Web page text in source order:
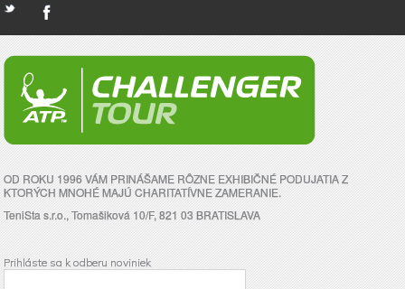
OD ROKU 1996 VÁM PRINÁŠAME RÔZNE EXHIBIČNÉ PODUJATIA Z
KTORÝCH MNOHÉ MAJÚ CHARITATÍVNE ZAMERANIE.
TeniSta s.r.o., Tomašiková 10/F, 821 03 BRATISLAVA
Prihláste sa k odberu noviniek